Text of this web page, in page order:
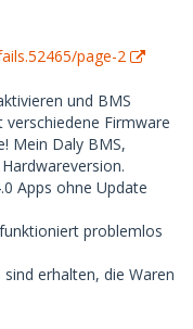
page-2
und BMS
Firmware
Mein Daly BMS,
Apps ohne Update
problemlos
erhalten, die Waren